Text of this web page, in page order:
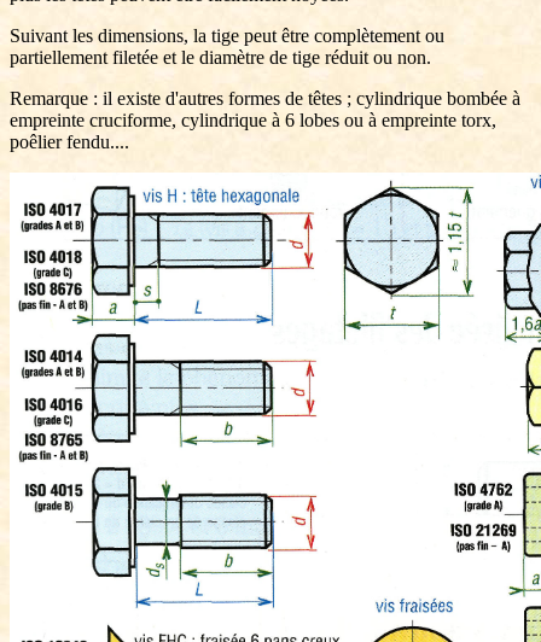
Suivant les dimensions, la tige peut être complètement ou
partiellement filetée et le diamètre de tige réduit ou non.
Remarque : il existe d'autres formes de têtes ; cylindrique bombée à
empreinte cruciforme, cylindrique à 6 lobes ou à empreinte torx,
poêlier fendu....